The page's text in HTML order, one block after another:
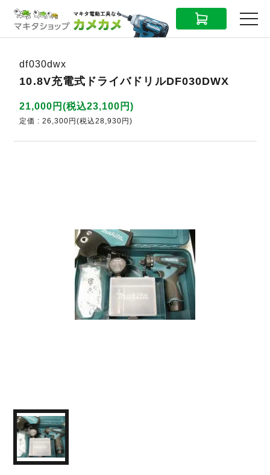
CART MENU
df030dwx
10.8V充電式ドライバドリルDF030DWX
21,000円(税込23,100円)
定価 : 26,300円(税込28,930円)